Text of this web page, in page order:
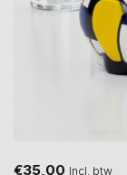
€35,00 Incl. btw